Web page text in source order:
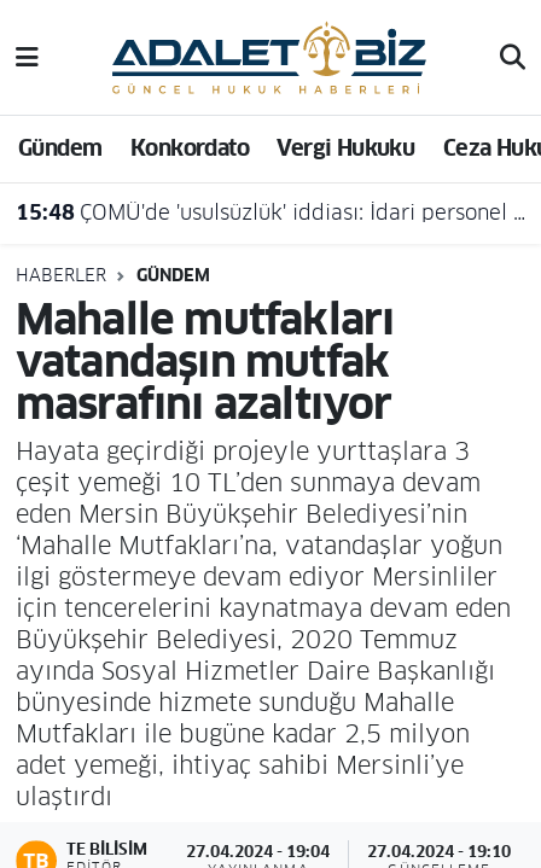
Gündem Konkordato Vergi Hukuku Ceza
15:48 ÇOMÜ'de 'usulsüzlük' iddiası: İdari personel açığa alındı
HABERLER GÜNDEM
Mahalle mutfakları
vatandaşın mutfak
masrafını azaltıyor
Hayata geçirdiği projeyle yurttaşlara 3
çeşit yemeği 10 TL’den sunmaya devam
eden Mersin Büyükşehir Belediyesi’nin
‘Mahalle Mutfakları’na, vatandaşlar yoğun
ilgi göstermeye devam ediyor Mersinliler
için tencerelerini kaynatmaya devam eden
Büyükşehir Belediyesi, 2020 Temmuz
ayında Sosyal Hizmetler Daire Başkanlığı
bünyesinde hizmete sunduğu Mahalle
Mutfakları ile bugüne kadar 2,5 milyon
adet yemeği, ihtiyaç sahibi Mersinli’ye
ulaştırdı
TE BILISIM 27.04.2024 - 19:04 27.04.2024 - 19:10
Hava Durumu
Trafik Durumu
Süper Lig Puan Durumu ve Fikstür
Tüm Manşetler
Son Dakika Haberleri
Haber Arşivi